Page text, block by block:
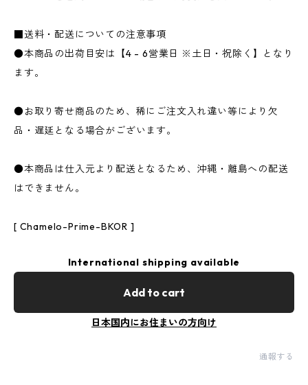
■送料・配送についての注意事項
●本商品の出荷目安は【4 - 6営業日 ※土日・祝除く】となり
ます。
●お取り寄せ商品のため、稀にご注文入れ違い等により欠
品・遅延となる場合がございます。
●本商品は仕入元より配送となるため、沖縄・離島への配送
はできません。
[ Chamelo-Prime-BKOR ]
International shipping available
Add to cart
日本国内にお住まいの方向け
通報する